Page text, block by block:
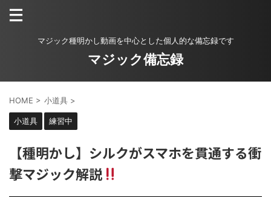
マジック種明かし動画を中心とした個人的な備忘録です
マジック備忘録
HOME > 小道具 >
小道具 練習中
【種明かし】シルクがスマホを貫通する衝
撃マジック解説